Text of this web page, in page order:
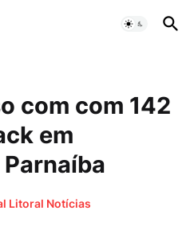
com com 142
em
Litoral Notícias